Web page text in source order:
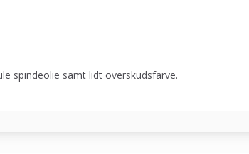
spindeolie samt lidt overskudsfarve.